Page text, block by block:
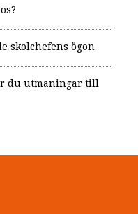
skolchefens ögon
du utmaningar till